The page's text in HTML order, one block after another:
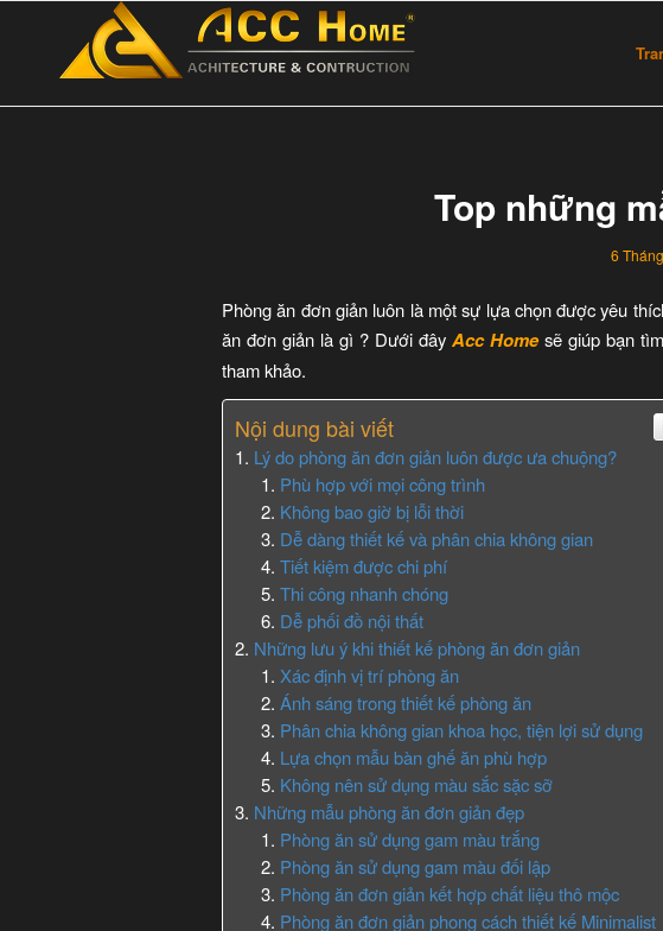
Top những
6
Phòng ăn đơn giản luôn là một sự lựa chọn được yêu
ăn đơn giản là gì ? Dưới đây Acc Homesẽ giúp bạn
tham khảo.
Nội dung bài viết
Lý do phòng ăn đơn giản luôn được ưa chuộng?
Phù hợp với mọi công trình
Không bao giờ bị lỗi thời
Dễ dàng thiết kế và phân chia không gian
Tiết kiệm được chi phí
Thi công nhanh chóng
Dễ phối đồ nội thất
Những lưu ý khi thiết kế phòng ăn đơn giản
Xác định vị trí phòng ăn
Ánh sáng trong thiết kế phòng ăn
Phân chia không gian khoa học, tiện lợi sử dụng
Lựa chọn mẫu bàn ghế ăn phù hợp
Không nên sử dụng màu sắc sặc sỡ
Những mẫu phòng ăn đơn giản đẹp
Phòng ăn sử dụng gam màu trắng
Phòng ăn sử dụng gam màu đối lập
Phòng ăn đơn giản kết hợp chất liệu thô mộc
Phòng ăn đơn giản phong cách thiết kế Minimalist